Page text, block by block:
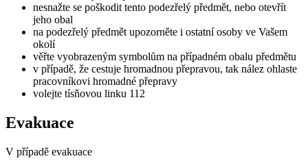
nesnažte se poškodit tento podezřelý předmět, nebo otevřít
jeho obal
na podezřelý předmět upozorněte i ostatní osoby ve Vašem
okolí
věřte vyobrazeným symbolům na případném obalu předmětu
v případě, že cestuje hromadnou přepravou, tak nález ohlaste
pracovníkovi hromadné přepravy
volejte tísňovou linku 112
Evakuace
V případě evakuace